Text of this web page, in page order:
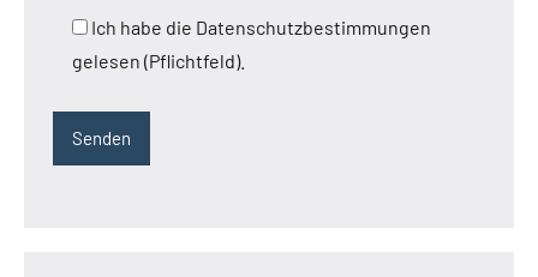
Ich habe die Datenschutzbestimmungen
gelesen (Pflichtfeld).